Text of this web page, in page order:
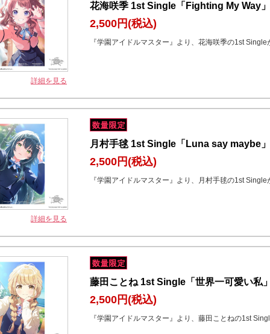
詳細を見る
花海咲季 1st Single「Fighting My Way」
2,500円(税込)
『学園アイドルマスター』より、花海咲季の1st Single
詳細を見る
月村手毬 1st Single「Luna say maybe」
2,500円(税込)
『学園アイドルマスター』より、月村手毬の1st Single
藤田ことね 1st Single「世界一可愛い私」
2,500円(税込)
『学園アイドルマスター』より、藤田ことねの1st